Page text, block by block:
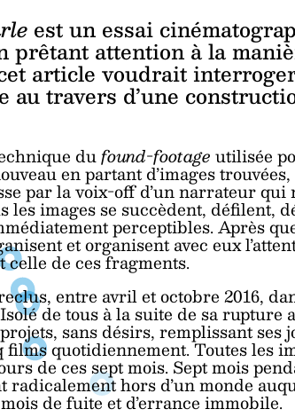
est un essai
prêtant attention à la
article voudrait
travers d’une
dufound-footageutilisée
en partant d’images trouvées,
par la voix-off d’un narrateur qui
les images se succèdent, défilent,
perceptibles. Après
et organisent avec eux
celle de ces fragments.
entre avril et octobre 2016,
de tous à la suite de sa rupture
sans désirs, remplissant ses
quotidiennement. Toutes les
de ces sept mois. Sept mois
hors d’un monde
de fuite et d’errance immobile.